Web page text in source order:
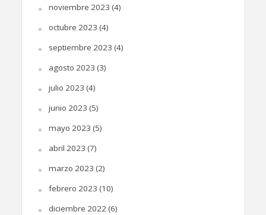
noviembre 2023 (4)
octubre 2023 (4)
septiembre 2023 (4)
agosto 2023 (3)
julio 2023 (4)
junio 2023 (5)
mayo 2023 (5)
abril 2023 (7)
marzo 2023 (2)
febrero 2023 (10)
diciembre 2022(6)